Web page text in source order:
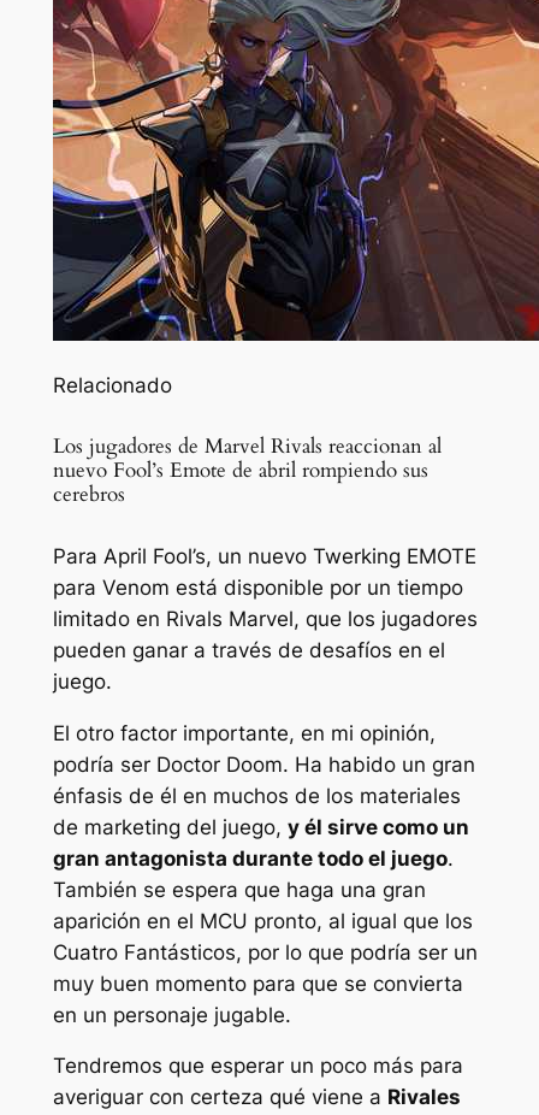
Relacionado
Los jugadores de Marvel Rivals reaccionan al
nuevo Fool’s Emote de abril rompiendo sus
cerebros
Para April Fool’s, un nuevo Twerking EMOTE
para Venom está disponible por un tiempo
limitado en Rivals Marvel, que los jugadores
pueden ganar a través de desafíos en el
juego.
El otro factor importante, en mi opinión,
podría ser Doctor Doom. Ha habido un gran
énfasis de él en muchos de los materiales
de marketing del juego, y él sirve como un
gran antagonista durante todo el juego.
También se espera que haga una gran
aparición en el MCU pronto, al igual que los
Cuatro Fantásticos, por lo que podría ser un
muy buen momento para que se convierta
en un personaje jugable.
Tendremos que esperar un poco más para
averiguar con certeza qué viene a Rivales